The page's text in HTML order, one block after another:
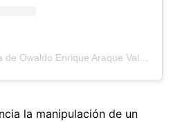
la manipulación de un